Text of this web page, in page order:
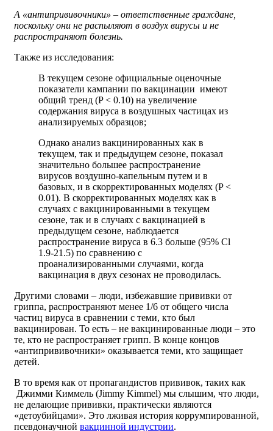
А «антипрививочники» – ответственные граждане,
поскольку они не распыляют в воздух вирусы и не
распространяют болезнь.
Также из исследования:
В текущем сезоне официальные оценочные
показатели кампании по вакцинации имеют
общий тренд (P < 0.10) на увеличение
содержания вируса в воздушных частицах из
анализируемых образцов;
Однако анализ вакцинированных как в
текущем, так и предыдущем сезоне, показал
значительно большее распространение
вирусов воздушно-капельным путем и в
базовых, и в скорректированных моделях (P <
0.01). В скорректированных моделях как в
случаях с вакцинированными в текущем
сезоне, так и в случаях с вакцинацией в
предыдущем сезоне, наблюдается
распространение вируса в 6.3 больше (95% Cl
1.9-21.5) по сравнению с
проанализированными случаями, когда
вакцинация в двух сезонах не проводилась.
Другими словами – люди, избежавшие прививки от
гриппа, распространяют менее 1/6 от общего числа
частиц вируса в сравнении с теми, кто был
вакцинирован. То есть – не вакцинированные люди – это
те, кто не распространяет грипп. В конце концов
«антипрививочники» оказывается теми, кто защищает
детей.
В то время как от пропагандистов прививок, таких как
Джимми Киммель (Jimmy Kimmel) мы слышим, что люди,
не делающие прививки, практически являются
«детоубийцами». Это лживая история коррумпированной,
псевдонаучной вакцинной индустрии.